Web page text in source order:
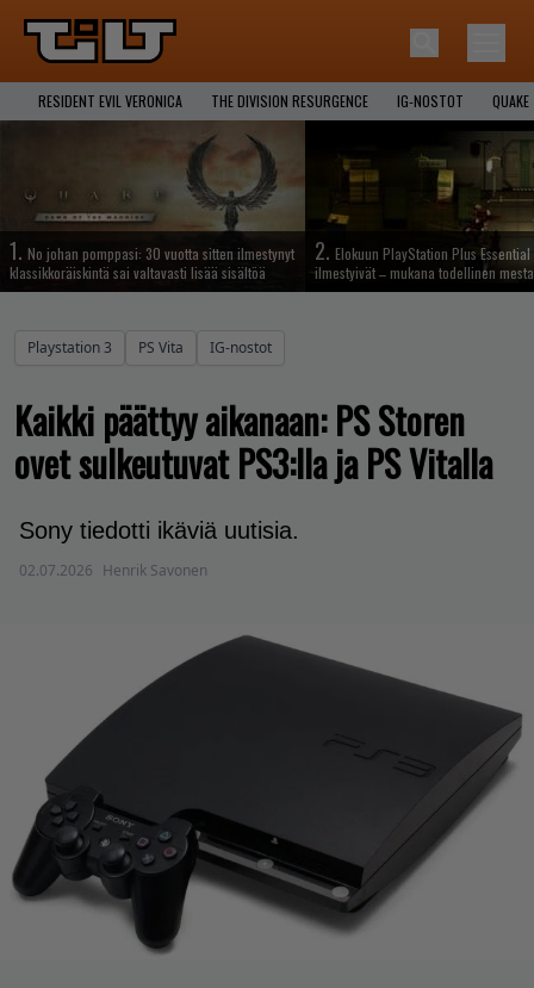
RESIDENT EVIL VERONICA THE DIVISION RESURGENCE IG-NOSTOT QUAKE
1. No johan pomppasi: 30 vuotta sitten ilmestynyt
klassikkoräiskintä sai valtavasti lisää sisältöä
2. Elokuun PlayStation Plus
ilmestyivät – mukana todellinen
Playstation 3 PS Vita IG-nostot
Kaikki päättyy aikanaan: PS Storen
ovet sulkeutuvat PS3:lla ja PS Vitalla
Sony tiedotti ikäviä uutisia.
02.07.2026 Henrik Savonen